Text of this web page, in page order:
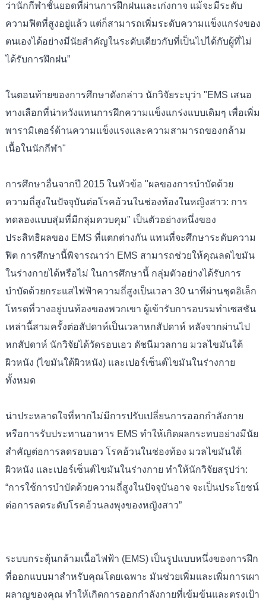
ว่านักกีฬาชั้นยอดที่ผ่านการฝึกฝนและเก่งกาจ แม้จะมีระดับ
ความฟิตที่สูงอยู่แล้ว แต่ก็สามารถเพิ่มระดับความแข็งแกร่งของ
ตนเองได้อย่างมีนัยสำคัญในระดับเดียวกับที่เป็นไปได้กับผู้ที่ไม่
ได้รับการฝึกฝน”
ในตอนท้ายของการศึกษาดังกล่าว นักวิจัยระบุว่า "EMS เสนอ
ทางเลือกที่น่าหวังแทนการฝึกความแข็งแกร่งแบบเดิมๆ เพื่อเพิ่ม
พารามิเตอร์ด้านความแข็งแรงและความสามารถของกล้าม
เนื้อในนักกีฬา"
การศึกษาอื่นจากปี 2015 ในหัวข้อ "ผลของการบำบัดด้วย
ความถี่สูงในปัจจุบันต่อโรคอ้วนในช่องท้องในหญิงสาว: การ
ทดลองแบบสุ่มที่มีกลุ่มควบคุม" เป็นตัวอย่างหนึ่งของ
ประสิทธิผลของ EMS ที่แตกต่างกัน แทนที่จะศึกษาระดับความ
ฟิต การศึกษานี้พิจารณาว่า EMS สามารถช่วยให้คุณลดไขมัน
ในร่างกายได้หรือไม่ ในการศึกษานี้ กลุ่มตัวอย่างได้รับการ
บำบัดด้วยกระแสไฟฟ้าความถี่สูงเป็นเวลา 30 นาทีผ่านชุดอิเล็ก
โทรดที่วางอยู่บนท้องของพวกเขา ผู้เข้ารับการอบรมทำเซสชัน
เหล่านี้สามครั้งต่อสัปดาห์เป็นเวลาหกสัปดาห์ หลังจากผ่านไป
หกสัปดาห์ นักวิจัยได้วัดรอบเอว ดัชนีมวลกาย มวลไขมันใต้
ผิวหนัง (ไขมันใต้ผิวหนัง) และเปอร์เซ็นต์ไขมันในร่างกาย
ทั้งหมด
น่าประหลาดใจที่หากไม่มีการปรับเปลี่ยนการออกกำลังกาย
หรือการรับประทานอาหาร EMS ทำให้เกิดผลกระทบอย่างมีนัย
สำคัญต่อการลดรอบเอว โรคอ้วนในช่องท้อง มวลไขมันใต้
ผิวหนัง และเปอร์เซ็นต์ไขมันในร่างกาย ทำให้นักวิจัยสรุปว่า:
“การใช้การบำบัดด้วยความถี่สูงในปัจจุบันอาจ จะเป็นประโยชน์
ต่อการลดระดับโรคอ้วนลงพุงของหญิงสาว”
ระบบกระตุ้นกล้ามเนื้อไฟฟ้า (EMS) เป็นรูปแบบหนึ่งของการฝึก
ที่ออกแบบมาสำหรับคุณโดยเฉพาะ มันช่วยเพิ่มและเพิ่มการเผา
ผลาญของคุณ ทำให้เกิดการออกกำลังกายที่เข้มข้นและตรงเป้า